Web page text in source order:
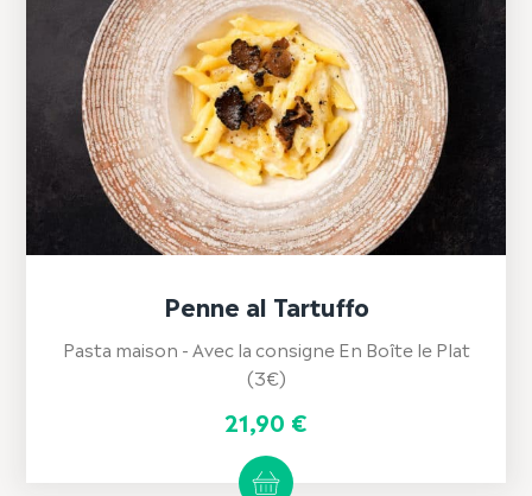
Penne al Tartuffo
Pasta maison - Avec la consigne En Boîte le Plat
(3€)
21,90 €